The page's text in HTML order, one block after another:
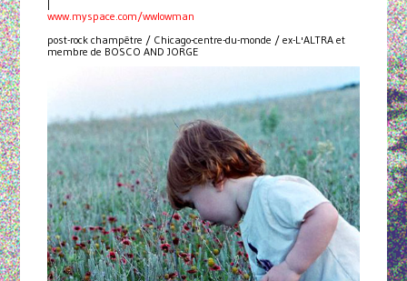
www.myspace.com/wwlowman
post-rock champêtre / Chicago-centre-du-monde / ex-L'ALTRA et
membre de BOSCO AND JORGE